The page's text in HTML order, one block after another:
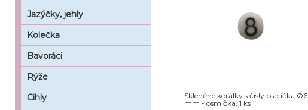
Skleněné korálky s čísly placička Ø6
mm - osmička, 1 ks
Jazýčky, jehly
Kolečka
Bavoráci
Rýže
Cihly